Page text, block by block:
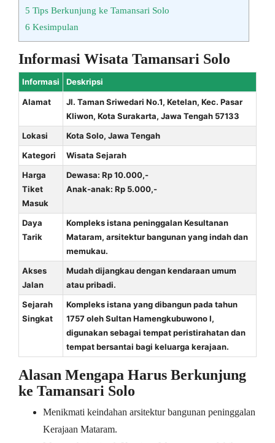
5 Tips Berkunjung ke Tamansari Solo
6 Kesimpulan
Informasi Wisata Tamansari Solo
Informasi Deskripsi
Alamat
Jl. Taman Sriwedari No.1, Ketelan, Kec. Pasar
Kliwon, Kota Surakarta, Jawa Tengah 57133
Lokasi
Kota Solo, Jawa Tengah
Kategori
Wisata Sejarah
Harga
Tiket
Masuk
Dewasa: Rp 10.000,-
Anak-anak: Rp 5.000,-
Daya
Tarik
Kompleks istana peninggalan Kesultanan
Mataram, arsitektur bangunan yang indah dan
memukau.
Akses
Jalan
Mudah dijangkau dengan kendaraan umum
atau pribadi.
Sejarah
Singkat
Kompleks istana yang dibangun pada tahun
1757 oleh Sultan Hamengkubuwono I,
digunakan sebagai tempat peristirahatan dan
tempat bersantai bagi keluarga kerajaan.
Alasan Mengapa Harus Berkunjung
ke Tamansari Solo
Menikmati keindahan arsitektur bangunan peninggalan
Kerajaan Mataram.